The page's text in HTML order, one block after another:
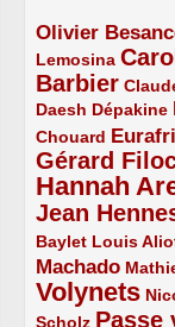
Olivier
3/5
3/5
2/5
Lemosina
2/5
4/5
Barbier
4/5
2/5
2/5
Daesh
2/5 Dépakine
2/5
3/5
1/5
Chouard
2/5
3/5
4/5
2/5
Gérard
4/5
5/5
Hannah
5/5
2/5
4/5
Jean
4/5
3/5
Baylet
2/5 Louis
2/5
5/5
Machado
3/5
2/5
1/5
Volynets
5/5
2/5
1/5
Scholz
2/5 Passe
4/5
2/5